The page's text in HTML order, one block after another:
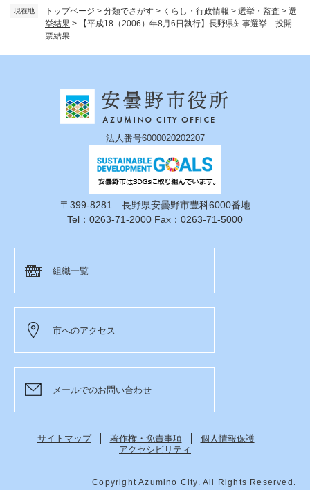
現在地 トップページ > 分類でさがす > くらし・行政情報 > 選挙・監査 > 選
挙結果 >
【平成18（2006）年8月6日執行】長野県知事選挙 投開
票結果
法人番号6000020202207
〒399-8281 長野県安曇野市豊科6000番地
Tel：0263-71-2000 Fax：0263-71-5000
組織一覧
市へのアクセス
メールでのお問い合わせ
サイトマップ 著作権・免責事項
個人情報保護
アクセシビリティ
Copyright Azumino City. All Rights Reserved.